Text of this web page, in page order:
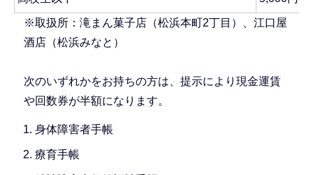
※取扱所：滝まん菓子店（松浜本町2丁目）、江口屋
酒店（松浜みなと）
次のいずれかをお持ちの方は、提示により現金運賃
や回数券が半額になります。
身体障害者手帳
療育手帳